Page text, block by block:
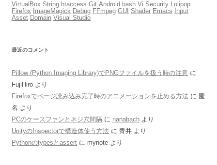
VirtualBox String htaccess Git Android bash Vi Security Lolipop
Firefox
ImageMagick Debug FFmpeg GUI Shader Emacs
Input
Asset Domain Visual Studio
最近のコメント
Pillow (Python Imaging Library)でPNGファイルを扱う時の注意 に
FujiHiro より
Firefoxでページ読み込み完了時のアニメーションを止める方法 に 匿
名 より
PCのケースファンとネジ穴間隔 に nanabach より
UnityのInspectorで構造体使う方法 に 青井 より
Pythonのtypesとassert に mynote より